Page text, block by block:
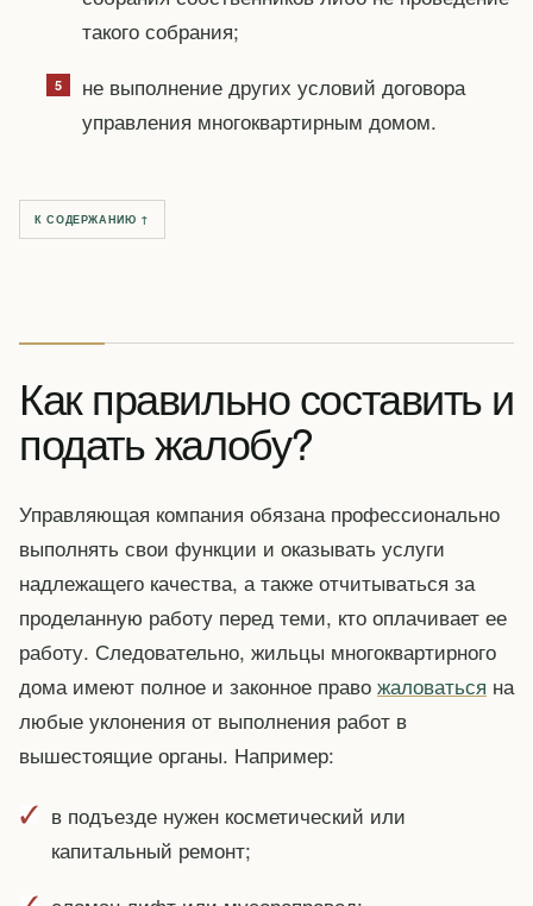
такого собрания;
не выполнение других условий договора
управления многоквартирным домом.
К СОДЕРЖАНИЮ ↑
Как правильно составить и
подать жалобу?
Управляющая компания обязана профессионально
выполнять свои функции и оказывать услуги
надлежащего качества, а также отчитываться за
проделанную работу перед теми, кто оплачивает ее
работу. Следовательно, жильцы многоквартирного
дома имеют полное и законное право жаловаться на
любые уклонения от выполнения работ в
вышестоящие органы. Например:
в подъезде нужен косметический или
капитальный ремонт;